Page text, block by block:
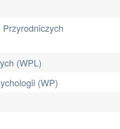
Przyrodniczych
(WPL)
(WP)